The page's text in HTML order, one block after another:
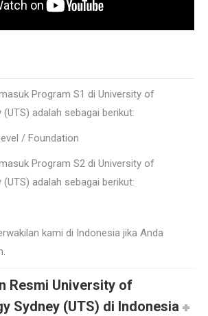
Program S1 di University of
adalah sebagai berikut:
/ Foundation
Program S2 di University of
adalah sebagai berikut:
kami di Indonesia jika Anda
Resmi University of
Sydney (UTS) di Indonesia